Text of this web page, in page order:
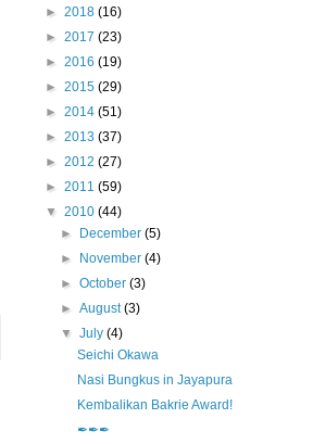
► 2018 (16)
► 2017 (23)
► 2016 (19)
► 2015 (29)
► 2014 (51)
► 2013 (37)
► 2012 (27)
► 2011 (59)
▼ 2010 (44)
►
December(5)
►
November(4)
►October(3)
►August(3)
▼July(4)
Seichi Okawa
Nasi Bungkus in Jayapura
Kembalikan Bakrie Award!
✒✒✒